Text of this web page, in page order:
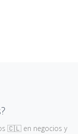
🇨🇱 en negocios y